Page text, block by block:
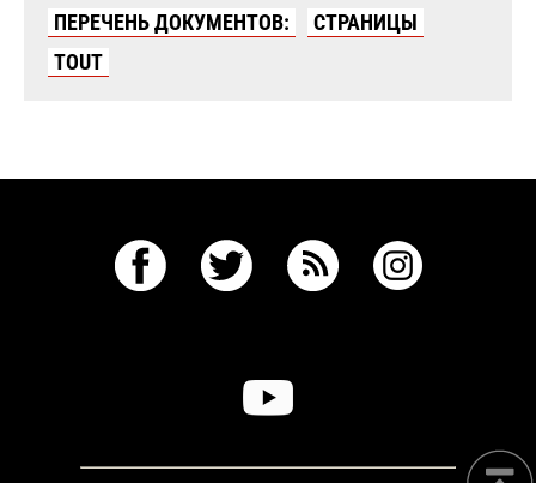
ПЕРЕЧЕНЬ ДОКУМЕНТОВ:
СТРАНИЦЫ
TOUT